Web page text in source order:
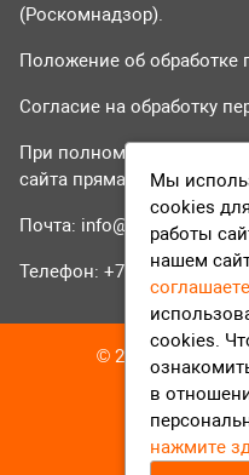
(Роскомнадзор).
Положение об обработке
Согласие на обработку
При полном или
сайта прямая
Почта: info@tvr24.tv
Телефон: +7 (496) 551-04-
© 2016-2023
Мы
cookies
работы
нашем
cookies.
в
нажмите